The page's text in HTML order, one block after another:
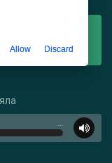
…
Allow Discard